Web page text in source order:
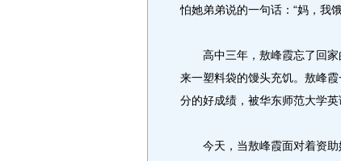
怕她弟弟说的一句话：“妈，我
高中三年，敖峰霞忘了回家
来一塑料袋的馒头充饥。敖峰
分的好成绩，被华东师范大学英
今天，当敖峰霞面对着资助